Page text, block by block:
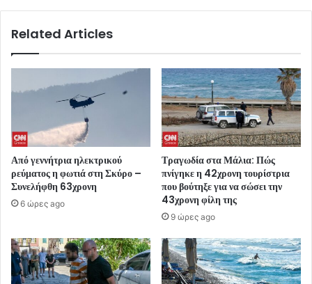
Related Articles
Από γεννήτρια ηλεκτρικού
ρεύματος η φωτιά στη Σκύρο –
Συνελήφθη 63χρονη
6 ώρες ago
Τραγωδία στα Μάλια: Πώς
πνίγηκε η 42χρονη τουρίστρια
που βούτηξε για να σώσει την
43χρονη φίλη της
9 ώρες ago